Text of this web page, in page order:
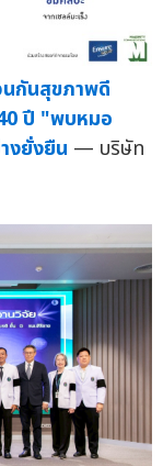
นกันสุขภาพดี
ปี "พบหมอ
งยั่งยืน — บริษัท